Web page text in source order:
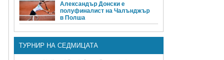
Александър Донски е
полуфиналист на Чалънджър
в Полша
ТУРНИР НА СЕДМИЦАТА